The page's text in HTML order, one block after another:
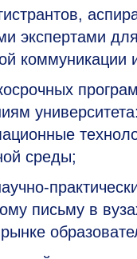
экспертами
коммуникации
среды;
письму в